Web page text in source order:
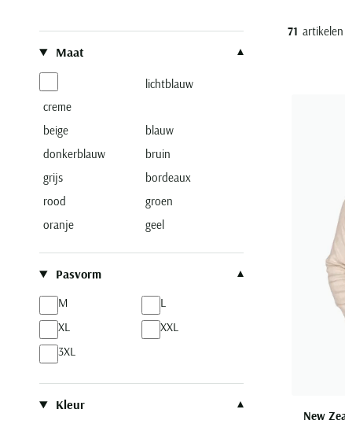
Maat
creme
lichtblauw
beige
blauw
donkerblauw
bruin
grijs
bordeaux
rood
groen
oranje
geel
Pasvorm
M
L
XL
XXL
3XL
Kleur
71 artikelen
New